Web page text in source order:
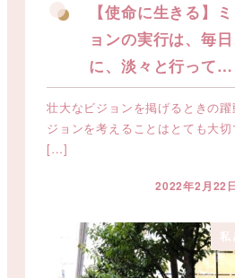
【使命に生きる】
ョンの実行は、毎
に、淡々と行って…
壮大なビジョンを掲げるときの
ジョンを考えることはとても大
[…]
投稿日
2022年2月22
私